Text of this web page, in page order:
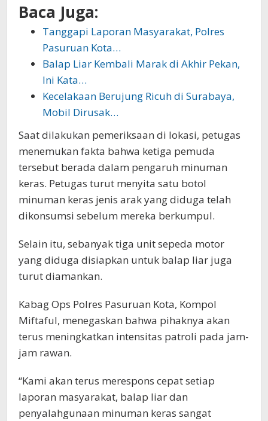
Baca Juga:
Tanggapi Laporan Masyarakat, Polres
Pasuruan Kota…
Balap Liar Kembali Marak di Akhir Pekan,
Ini Kata…
Kecelakaan Berujung Ricuh di Surabaya,
Mobil Dirusak…
Saat dilakukan pemeriksaan di lokasi, petugas
menemukan fakta bahwa ketiga pemuda
tersebut berada dalam pengaruh minuman
keras. Petugas turut menyita satu botol
minuman keras jenis arak yang diduga telah
dikonsumsi sebelum mereka berkumpul.
Selain itu, sebanyak tiga unit sepeda motor
yang diduga disiapkan untuk balap liar juga
turut diamankan.
Kabag Ops Polres Pasuruan Kota, Kompol
Miftaful, menegaskan bahwa pihaknya akan
terus meningkatkan intensitas patroli pada jam-
jam rawan.
“Kami akan terus merespons cepat setiap
laporan masyarakat, balap liar dan
penyalahgunaan minuman keras sangat